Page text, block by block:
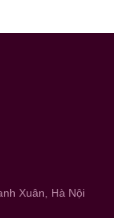
Xuân, Hà Nội